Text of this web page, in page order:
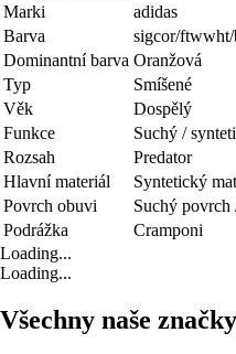
Marki
adidas
Barva
sigcor/ftwwht/
Dominantní barva Oranžová
Typ
Smíšené
Věk
Dospělý
Funkce
Suchý /
Rozsah
Predator
Hlavní materiál
Syntetický
Povrch obuvi
Suchý
Podrážka
Cramponi
Loading...
Loading...
Všechny naše značky